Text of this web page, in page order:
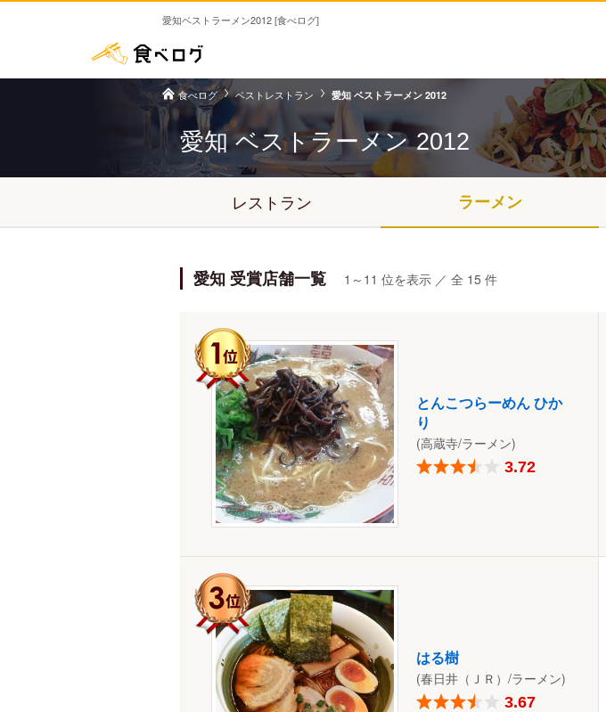
愛知ベストラーメン2012 [食べログ]
食べログ ベストレストラン 愛知 ベストラーメン 2012
愛知 ベストラーメン2012
レストラン ラーメン
愛知 受賞店舗一覧 1～11 位を表示 ／ 全 15 件
とんこつらーめん ひか
り
(高蔵寺/ラーメン)
3.72
はる樹
(春日井（ＪＲ）/ラーメン)
3.67